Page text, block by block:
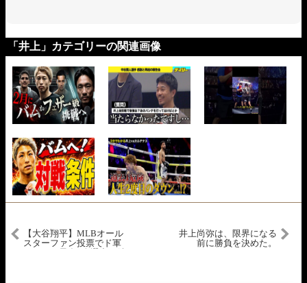
「井上」カテゴリーの関連画像
【大谷翔平】MLBオール
スターファン投票でド軍
井上尚弥は、限界になる
前に勝負を決めた。